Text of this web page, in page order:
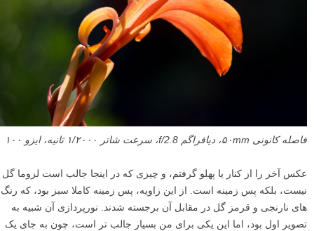
فاصله کانونی ۵۰mm، دیافراگم f/2.8، سرعت شاتر ۱/۲۰۰۰ ثانیه، ایزو ۱۰۰
عکس آخر را از کنار یا پهلو گرفتم، و چیزی که در اینجا جالب است لزوما گل
نیست، بلکه پس زمینه است. از این زاویه، پس زمینه کاملا سبز بود، که رنگ
های نارنجی و قرمز گل در مقابل آن برجسته شدند. نورپردازی آن شبیه به
تصویر اول بود، اما این یکی برای من بسیار جالب تر است، چون به جای یک